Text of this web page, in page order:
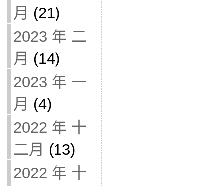
月 (21)
2023 年 二
月 (14)
2023 年 一
月 (4)
2022 年 十
二月 (13)
2022 年 十